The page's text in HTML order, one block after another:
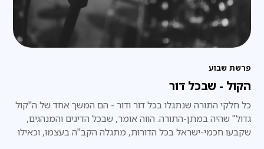
פרשת שבוע
הקוֹל - שבכל דוֹר
כל חלקי התורה שנתגלו בכל דור ודור - הם המשך אחד של ה"קול
גדול" שהיה במתן-התורה. הווה אומר, שבכל הדינים והמנהגים,
שקבעו חכמי-ישראל בכל הדורות, מתגלה הקב"ה בעצמו, וכאילו